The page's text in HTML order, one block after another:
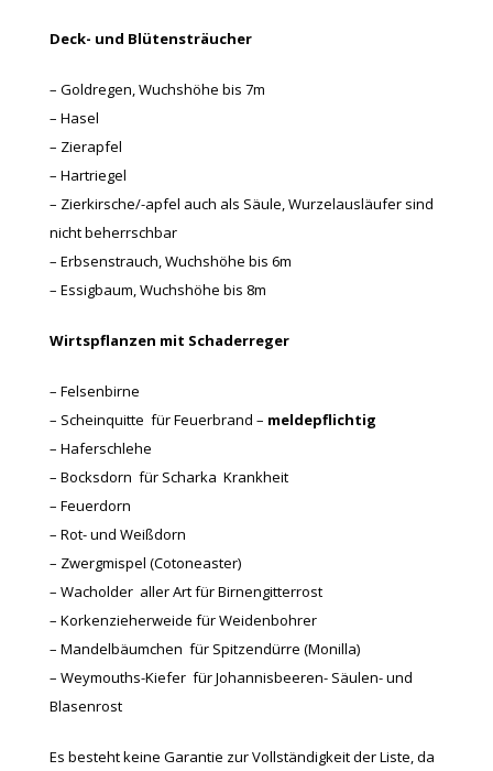
Deck- und Blütensträucher
– Goldregen, Wuchshöhe bis 7m
– Hasel
– Zierapfel
– Hartriegel
– Zierkirsche/-apfel auch als Säule, Wurzelausläufer sind
nicht beherrschbar
– Erbsenstrauch, Wuchshöhe bis 6m
– Essigbaum, Wuchshöhe bis 8m
Wirtspflanzen mit Schaderreger
– Felsenbirne
– Scheinquitte für Feuerbrand – meldepflichtig
– Haferschlehe
– Bocksdorn für Scharka  Krankheit
– Feuerdorn
– Rot- und Weißdorn
– Zwergmispel (Cotoneaster)
– Wacholder aller Art für Birnengitterrost
– Korkenzieherweide für Weidenbohrer
– Mandelbäumchen für Spitzendürre (Monilla)
– Weymouths-Kiefer für Johannisbeeren- Säulen- und
Blasenrost
Es besteht keine Garantie zur Vollständigkeit der Liste, da